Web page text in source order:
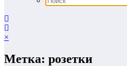
×
Метка: розетки